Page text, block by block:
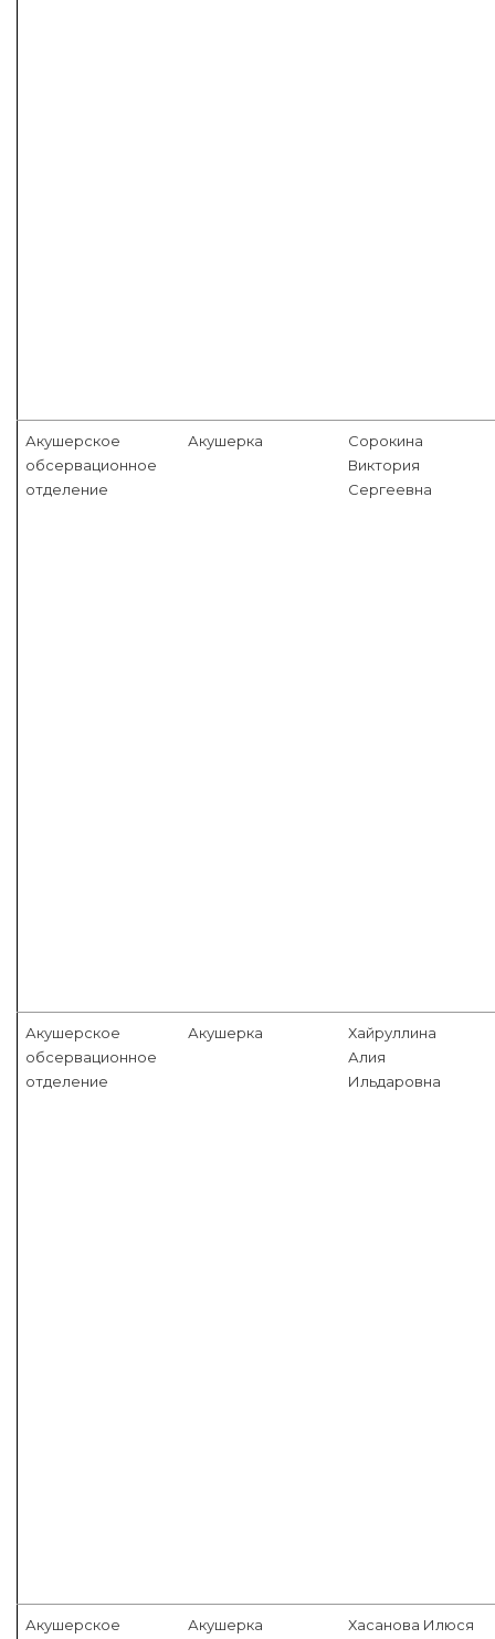
Акушерское
обсервационное
отделение
Акушерка
Сорокина
Виктория
Сергеевна
Акушерское
обсервационное
отделение
Акушерка
Хайруллина
Алия
Ильдаровна
Акушерское
Акушерка
Хасанова Илюся